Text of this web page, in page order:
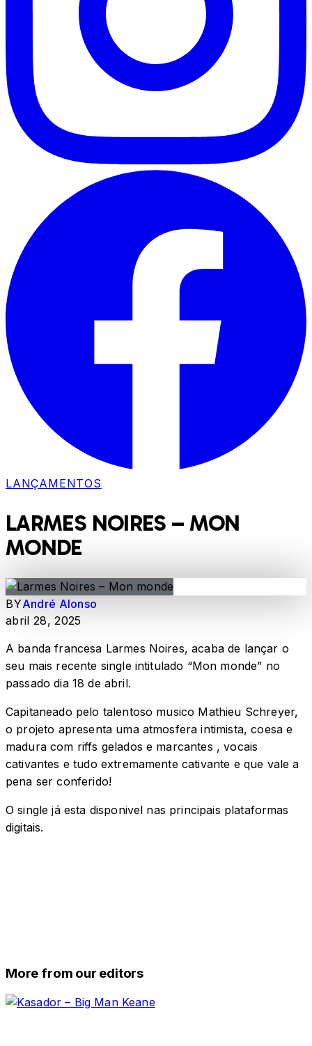
LANÇAMENTOS
LARMES NOIRES – MON
MONDE
BYAndré Alonso
abril 28, 2025
A banda francesa Larmes Noires, acaba de lançar o
seu mais recente single intitulado “Mon monde” no
passado dia 18 de abril.
Capitaneado pelo talentoso musico Mathieu Schreyer,
o projeto apresenta uma atmosfera intimista, coesa e
madura com riffs gelados e marcantes , vocais
cativantes e tudo extremamente cativante e que vale a
pena ser conferido!
O single já esta disponivel nas principais plataformas
digitais.
More from our editors